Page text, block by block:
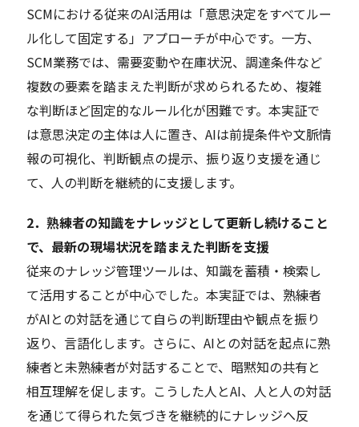
SCMにおける従来のAI活用は「意思決定をすべてルー
ル化して固定する」アプローチが中心です。一方、
SCM業務では、需要変動や在庫状況、調達条件など
複数の要素を踏まえた判断が求められるため、複雑
な判断ほど固定的なルール化が困難です。本実証で
は意思決定の主体は人に置き、AIは前提条件や文脈情
報の可視化、判断観点の提示、振り返り支援を通じ
て、人の判断を継続的に支援します。
2．熟練者の知識をナレッジとして更新し続けること
で、最新の現場状況を踏まえた判断を支援
従来のナレッジ管理ツールは、知識を蓄積・検索し
て活用することが中心でした。本実証では、熟練者
がAIとの対話を通じて自らの判断理由や観点を振り
返り、言語化します。さらに、AIとの対話を起点に熟
練者と未熟練者が対話することで、暗黙知の共有と
相互理解を促します。こうした人とAI、人と人の対話
を通じて得られた気づきを継続的にナレッジへ反